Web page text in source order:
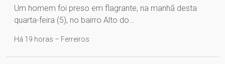
Um homem foi preso em flagrante, na manhã desta
quarta-feira (5), no bairro Alto do…
Há 19 horas – Ferreiros